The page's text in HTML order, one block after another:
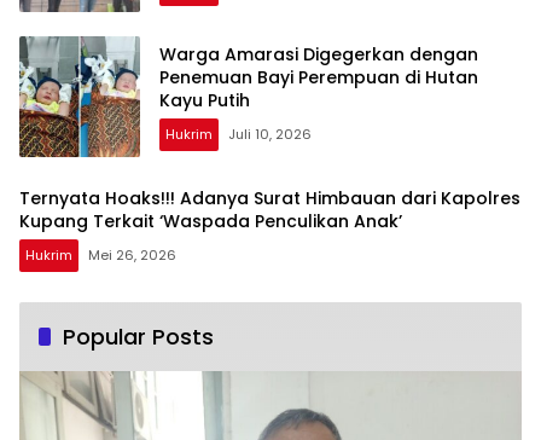
Warga Amarasi Digegerkan dengan
Penemuan Bayi Perempuan di Hutan
Kayu Putih
Hukrim Juli 10, 2026
Ternyata Hoaks!!! Adanya Surat Himbauan dari Kapolres
Kupang Terkait ‘Waspada Penculikan Anak’
Hukrim Mei 26, 2026
Popular Posts